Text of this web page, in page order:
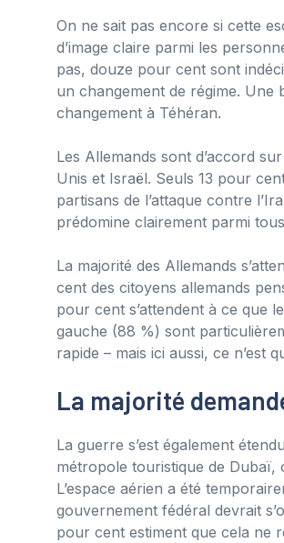
On ne sait pas encore si cette
d’image claire parmi les
pas, douze pour cent sont
un changement de régime. Une
changement à Téhéran.
Les Allemands sont d’accord
Unis et Israël. Seuls 13 pour
partisans de l’attaque contre
prédomine clairement parmi
La majorité des Allemands
cent des citoyens allemands
pour cent s’attendent à ce que
gauche (88 %) sont
rapide – mais ici aussi, ce n’est
La majorité
La guerre s’est également
métropole touristique de Dubaï,
L’espace aérien a été
gouvernement fédéral devrait
pour cent estiment que cela ne